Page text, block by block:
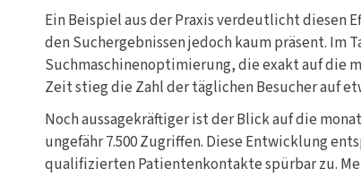
Ein Beispiel aus der Praxis verdeutlicht diesen
den Suchergebnissen jedoch kaum präsent.
Suchmaschinenoptimierung, die exakt auf die
Zeit stieg die Zahl der täglichen Besucher auf
Noch aussagekräftiger ist der Blick auf die
ungefähr 7.500 Zugriffen. Diese Entwicklung
qualifizierten Patientenkontakte spürbar zu.